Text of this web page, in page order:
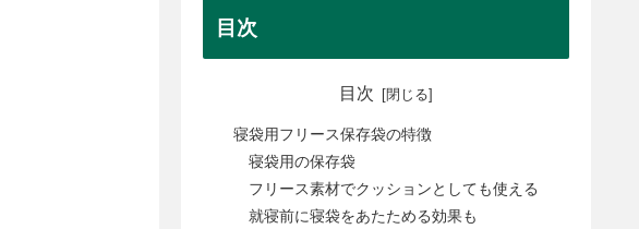
目次
目次
寝袋用フリース保存袋の特徴
寝袋用の保存袋
フリース素材でクッションとしても使える
就寝前に寝袋をあたためる効果も